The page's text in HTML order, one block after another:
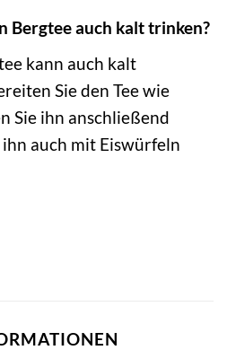
Bergtee auch kalt trinken?
kann auch kalt
Sie den Tee wie
Sie ihn anschließend
auch mit Eiswürfeln